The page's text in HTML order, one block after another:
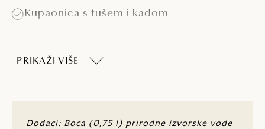
Kupaonica s tušem i kadom
Sef
PRIKAŽI VIŠE
Dodaci: Boca (0,75 l) prirodne izvorske vode